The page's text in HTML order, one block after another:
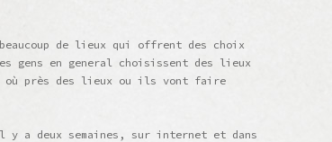
de lieux qui offrent des choix
gens en general choisissent des lieux
où près des lieux ou ils vont faire
y a deux semaines, sur internet et dans